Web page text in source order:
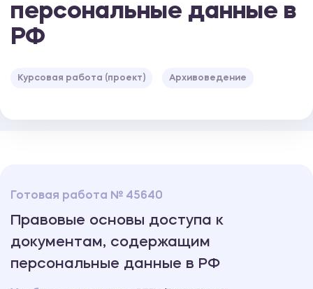
персональные данные в
РФ
Курсовая работа (проект) Архивоведение
Готовая работа № 45640
Правовые основы доступа к
документам, содержащим
персональные данные в РФ